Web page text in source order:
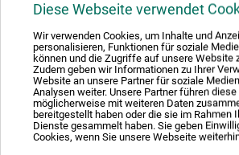
Diese Webseite verwendet
Wir verwenden Cookies, um Inhalte und
personalisieren, Funktionen für soziale
können und die Zugriffe auf unsere Website
Zudem geben wir Informationen zu Ihrer
Website an unsere Partner für soziale
Analysen weiter. Unsere Partner führen
möglicherweise mit weiteren Daten
bereitgestellt haben oder die sie im Rahmen
Dienste gesammelt haben. Sie geben
Cookies, wenn Sie unsere Webseite
wissenschaftlich längst belegt, dass
von Hand die Kreativität fördern. Die
nicht nur feinmotorische und kognitive
geschriebene Inhalte können wir uns
getippte Texte. Kinder erlernen außerdem
mentale Bilder in eine physische Form zu
Ist das alles nicht ein guter Grund, sich